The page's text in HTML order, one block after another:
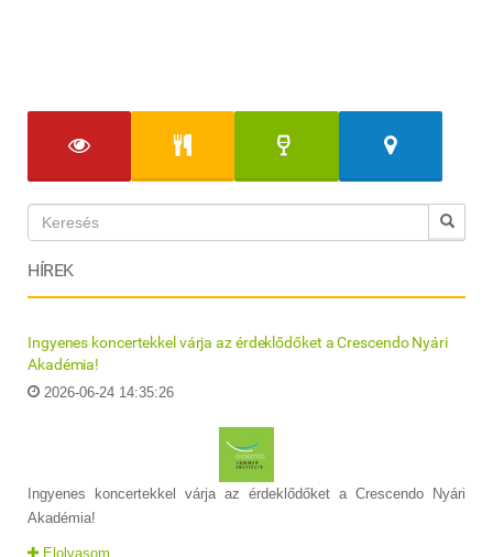
HÍREK
Ingyenes koncertekkel várja az érdeklődőket a Crescendo Nyári
Akadémia!
2026-06-24 14:35:26
Ingyenes koncertekkel várja az érdeklődőket a Crescendo Nyári
Akadémia!
Elolvasom